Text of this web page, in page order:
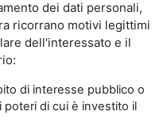
dei dati personali,
ricorrano motivi legittimi
dell'interessato e il
di interesse pubblico o
di cui è investito il